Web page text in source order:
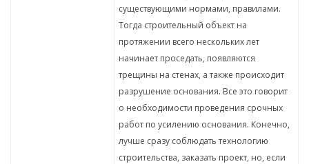
существующими нормами, правилами.
Тогда строительный объект на
протяжении всего нескольких лет
начинает проседать, появляются
трещины на стенах, а также происходит
разрушение основания. Все это говорит
о необходимости проведения срочных
работ по усилению основания. Конечно,
лучше сразу соблюдать технологию
строительства, заказать проект, но, если